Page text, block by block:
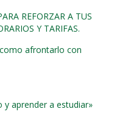
REFORZAR A TUS
Y TARIFAS.
afrontarlo con
y aprender a estudiar»